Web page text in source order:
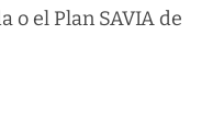
o el Plan SAVIA de